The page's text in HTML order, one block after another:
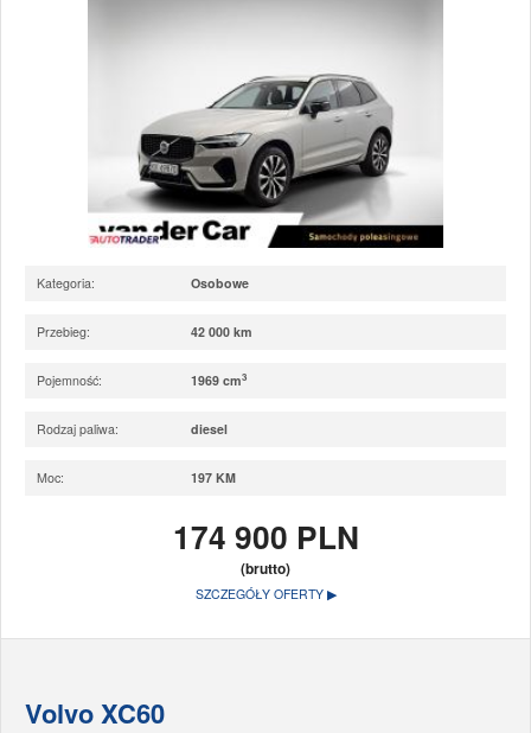
Kategoria: Osobowe
Przebieg: 42 000 km
Pojemność: 1969 cm3
Rodzaj paliwa: diesel
Moc: 197 KM
174 900 PLN
(brutto)
SZCZEGÓŁY OFERTY ▶
Volvo XC60